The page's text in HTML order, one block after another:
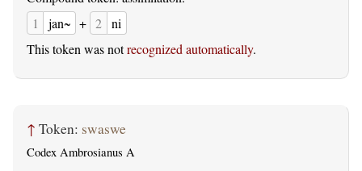
1
jan~ + 2 ni
This token was notrecognized automatically.
↑ Token: swaswe
Codex Ambrosianus A